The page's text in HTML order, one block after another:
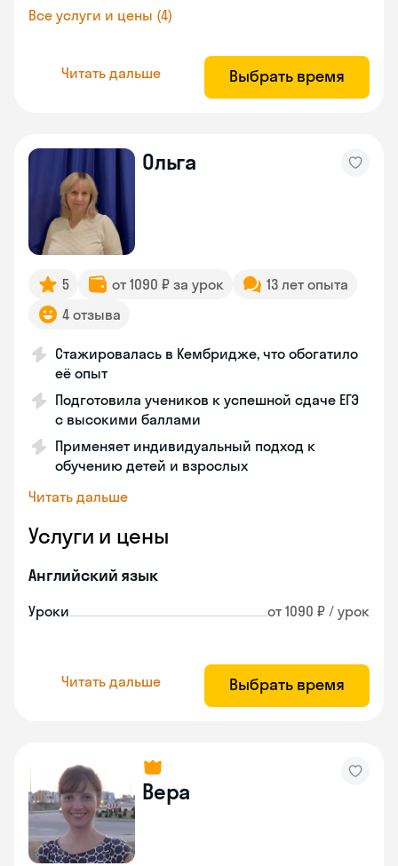
Все услуги и цены (4)
Читать дальше Выбрать время
Ольга
5 от 1090 ₽ за урок
13 лет опыта
4 отзыва
Стажировалась в Кембридже, что обогатило
её опыт
Подготовила учеников к успешной сдаче ЕГЭ
с высокими баллами
Применяет индивидуальный подход к
обучению детей и взрослых
Читать дальше
Услуги и цены
Английский язык
Уроки от 1090 ₽ / урок
Читать дальше Выбрать время
Вера